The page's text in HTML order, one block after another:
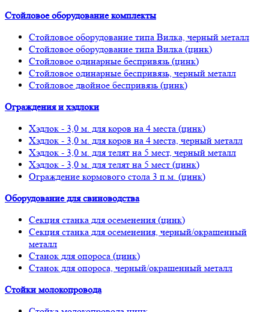
Стойловое оборудование комплекты
Стойловое оборудование типа Вилка, черный металл
Стойловое оборудование типа Вилка (цинк)
Стойловое одинарные беспривязь (цинк)
Стойловое одинарные беспривязь, черный металл
Стойловое двойное беспривязь (цинк)
Ограждения и хэдлоки
Хэдлок - 3,0 м. для коров на 4 места (цинк)
Хэдлок - 3,0 м. для коров на 4 места, черный металл
Хэдлок - 3,0 м. для телят на 5 мест, черный металл
Хэдлок - 3,0 м. для телят на 5 мест (цинк)
Ограждение кормового стола 3 п.м. (цинк)
Оборудование для свиноводства
Секция станка для осеменения (цинк)
Секция станка для осеменения, черный/окрашенный
металл
Станок для опороса (цинк)
Станок для опороса, черный/окрашенный металл
Стойки молокопровода